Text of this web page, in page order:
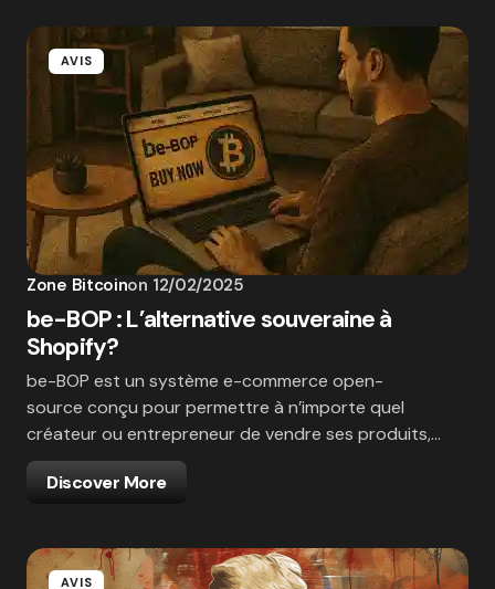
AVIS
Zone Bitcoinon 12/02/2025
be-BOP : L’alternative souveraine à
Shopify?
be-BOP est un système e-commerce open-
source conçu pour permettre à n’importe quel
créateur ou entrepreneur de vendre ses produits,…
Discover More
AVIS